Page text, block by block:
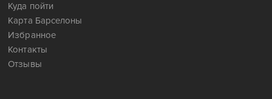
Куда пойти
Карта Барселоны
Избранное
Контакты
Отзывы